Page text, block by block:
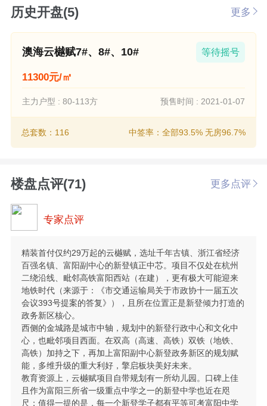
历史开盘(5) 更多
澳海云樾赋7#、8#、10# 等待摇号
11300元/㎡
主力户型 : 80-113方 预售时间 : 2021-01-07
总套数：116 中签率：全部93.5% 无房96.7%
楼盘点评(71) 更多点评
专家点评
精装首付仅约29万起的云樾赋，选址千年古镇、浙江省经济
百强名镇、富阳副中心的新登镇正中芯。项目不仅处在杭州
二绕沿线、毗邻高铁富阳西站（在建），更有极大可能迎来
地铁时代（来源于：《市交通运输局关于市政协十一届五次
会议393号提案的答复》），且所在位置正是新登倾力打造的
政务新区核心。
西侧的金城路是城市中轴，规划中的新登行政中心和文化中
心，也毗邻项目西面。在双高（高速、高铁）双铁（地铁、
高铁）加持之下，再加上富阳副中心新登政务新区的规划赋
能，多维升级的重大利好，擎启板块美好未来。
教育资源上，云樾赋项目自带规划有一所幼儿园。口碑上佳
且作为富阳三所省一级重点中学之一的新登中学也近在咫
尺；值得一提的是，每一个新登学子都有平等可考富阳中学